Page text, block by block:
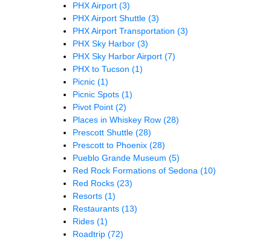
PHX Airport (3)
PHX Airport Shuttle (3)
PHX Airport Transportation (3)
PHX Sky Harbor (3)
PHX Sky Harbor Airport (7)
PHX to Tucson (1)
Picnic (1)
Picnic Spots (1)
Pivot Point (2)
Places in Whiskey Row (28)
Prescott Shuttle (28)
Prescott to Phoenix (28)
Pueblo Grande Museum (5)
Red Rock Formations of Sedona (10)
Red Rocks (23)
Resorts (1)
Restaurants (13)
Rides (1)
Roadtrip (72)